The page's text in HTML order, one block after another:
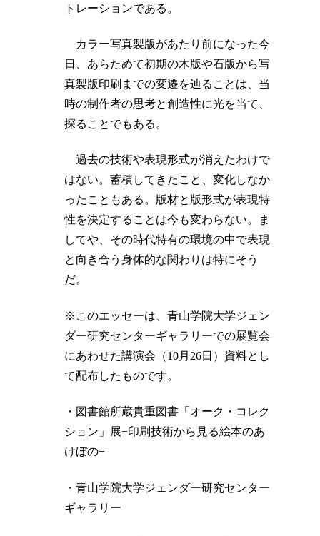
トレーションである。
カラー写真製版があたり前になった今
日、あらためて初期の木版や石版から写
真製版印刷までの変遷を辿ることは、当
時の制作者の思考と創造性に光を当て、
探ることでもある。
過去の技術や表現形式が消えたわけで
はない。蓄積してきたこと、変化しなか
ったこともある。版材と版形式が表現特
性を決定することは今も変わらない。ま
してや、その時代特有の環境の中で表現
と向き合う身体的な関わりは特にそう
だ。
※このエッセーは、青山学院大学ジェン
ダー研究センターギャラリーでの展覧会
にあわせた講演会（10月26日）資料とし
て配布したものです。
・図書館所蔵貴重図書「オーク・コレク
ション」展−印刷技術から見る絵本のあ
けぼの−
・青山学院大学ジェンダー研究センター
ギャラリー